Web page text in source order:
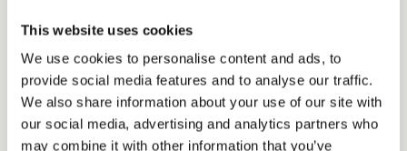
This website uses cookies
We use cookies to personalise content and ads, to
provide social media features and to analyse our traffic.
We also share information about your use of our site with
our social media, advertising and analytics partners who
may combine it with other information that you’ve
erwartet Sie an unserem Badesee!
Mehr sehen